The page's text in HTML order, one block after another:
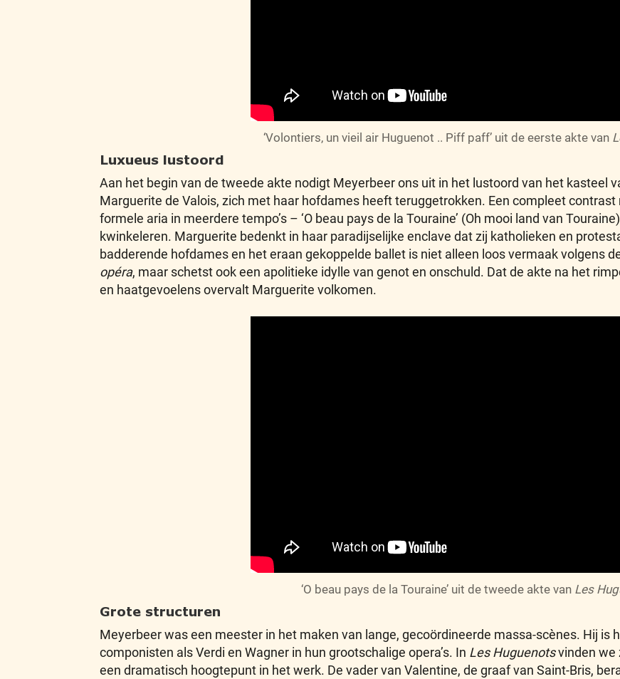
‘Volontiers, un vieil air Huguenot .. Piff paff’ uit de eerste akte van
Luxueus lustoord
Aan het begin van de tweede akte nodigt Meyerbeer ons uit in het lustoord van het kasteel
Marguerite de Valois, zich met haar hofdames heeft teruggetrokken. Een compleet
formele aria in meerdere tempo’s – ‘O beau pays de la Touraine’ (Oh mooi land van
kwinkeleren. Marguerite bedenkt in haar paradijselijke enclave dat zij katholieken en
badderende hofdames en het eraan gekoppelde ballet is niet alleen loos vermaak volgens
opéra, maar schetst ook een apolitieke idylle van genot en onschuld. Dat de akte na het
en haatgevoelens overvalt Marguerite volkomen.
‘O beau pays de la Touraine’ uit de tweede akte van Les
Grote structuren
Meyerbeer was een meester in het maken van lange, gecoördineerde massa-scènes. Hij is
componisten als Verdi en Wagner in hun grootschalige opera’s. In Les Huguenotsvinden we
een dramatisch hoogtepunt in het werk. De vader van Valentine, de graaf van Saint-Bris,